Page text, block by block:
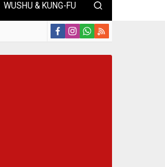
WUSHU & KUNG-FU